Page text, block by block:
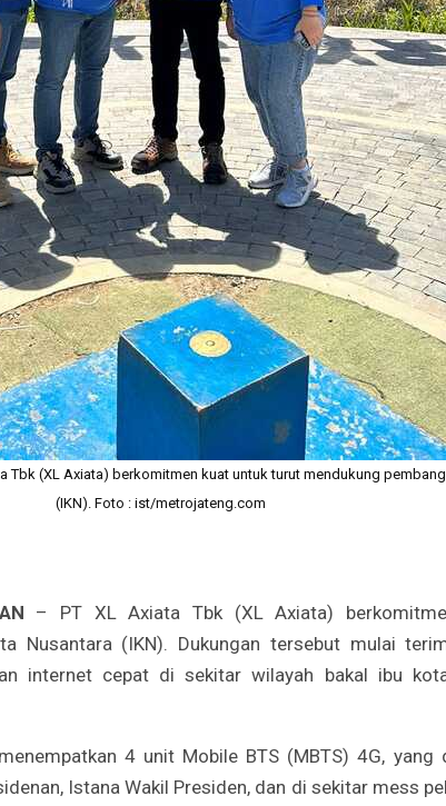
Tbk (XL Axiata) berkomitmen kuat untuk turut mendukung
(IKN). Foto : ist/metrojateng.com
– PT XL Axiata Tbk (XL Axiata)
Nusantara (IKN). Dukungan tersebut mulai
internet cepat di sekitar wilayah bakal ibu
4 unit Mobile BTS (MBTS) 4G, yang
Istana Wakil Presiden, dan di sekitar mess